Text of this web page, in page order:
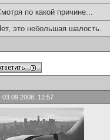
по какой причине...
это небольшая шалость.
03.09.2008, 12:57